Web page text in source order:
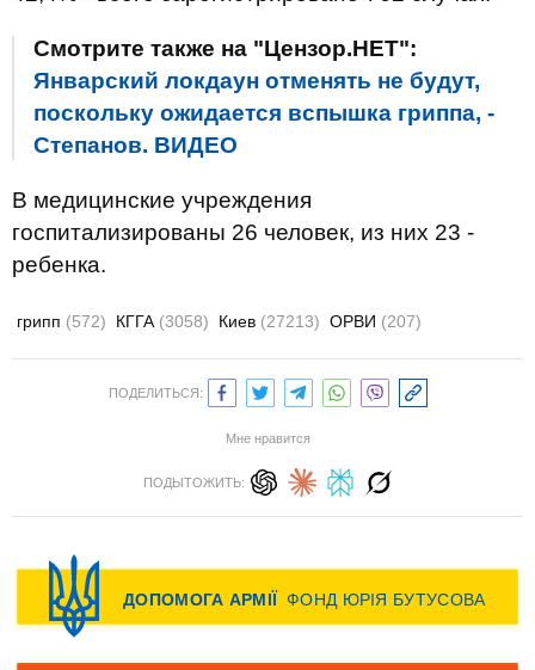
Смотрите также на "Цензор.НЕТ":
Январский локдаун отменять не будут,
поскольку ожидается вспышка гриппа, -
Степанов. ВИДЕО
В медицинские учреждения
госпитализированы 26 человек, из них 23 -
ребенка.
грипп (572) КГГА (3058) Киев (27213) ОРВИ (207)
ПОДЕЛИТЬСЯ:
Мне нравится
ПОДЫТОЖИТЬ: